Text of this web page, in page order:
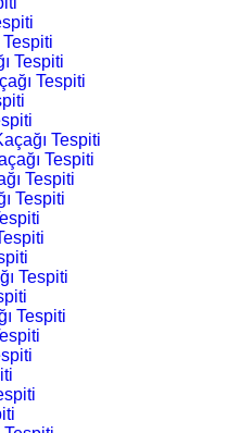
Tespiti
Tespiti
Tespiti
Tespiti
Tespiti
Tespiti
Tespiti
Tespiti